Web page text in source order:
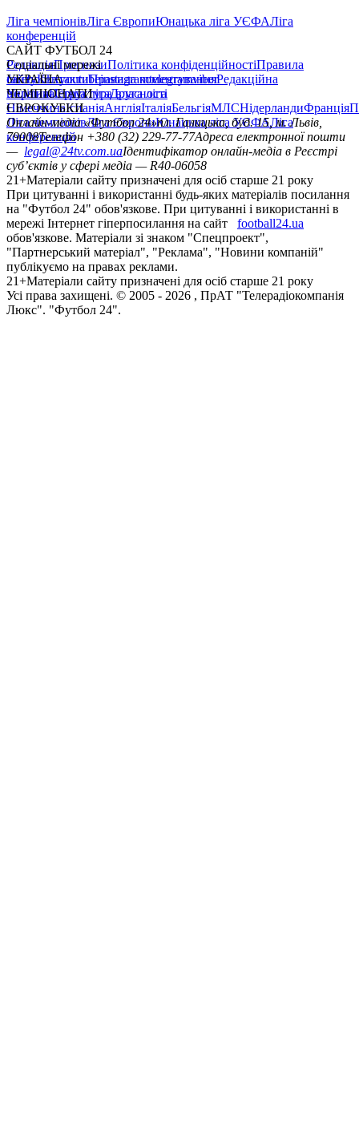
Ліга чемпіонівЛіга ЄвропиЮнацька ліга УЄФАЛіга
конференцій
САЙТ ФУТБОЛ 24
РедакціяПрогнозиПолітика конфіденційностіПравила
сайтуКонтактиПравила коментуванняРедакційна
політикаСтруктура власності
Соціальні мережі
facebookxyoutubeinstagramtelegramviber
УКРАЇНА
УкраїнаПерша лігаДруга ліга
ЧЕМПІОНАТИ
НімеччинаІспаніяАнгліяІталіяБельгіяМЛСНідерландиФранція
ЄВРОКУБКИ
Ліга чемпіонівЛіга ЄвропиЮнацька ліга УЄФАЛіга
конференцій
Онлайн-медіа «Футбол 24»пл. Галицька, буд. 15, м. Львів,
79008Телефон +380 (32) 229-77-77Адреса електронної пошти
— legal@24tv.com.uaІдентифікатор онлайн-медіа в Реєстрі
суб’єктів у сфері медіа — R40-06058
21+Матеріали сайту призначені для осіб старше 21 року
При цитуванні і використанні будь-яких матеріалів посилання
на "Футбол 24" обов'язкове. При цитуванні і використанні в
мережі Інтернет гіперпосилання на сайт
football24.ua
обов'язкове. Матеріали зі знаком "Спецпроект",
"Партнерський матеріал", "Реклама", "Новини компаній"
публікуємо на правах реклами.
21+Матеріали сайту призначені для осіб старше 21 року
Усi права захищенi. © 2005 - 2026 , ПрАТ "Телерадіокомпанія
Люкс". "Футбол 24".